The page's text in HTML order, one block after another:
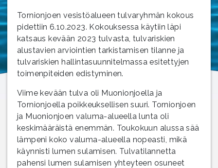
Tornionjoen vesistöalueen tulvaryhmän kokous
pidettiin 6.10.2023. Kokouksessa käytiin läpi
katsaus kevään 2023 tulvasta, tulvariskien
alustavien arviointien tarkistamisen tilanne ja
tulvariskien hallintasuunnitelmassa esitettyjen
toimenpiteiden edistyminen.
Viime kevään tulva oli Muonionjoella ja
Tornionjoella poikkeuksellisen suuri. Tornionjoen
ja Muonionjoen valuma-alueella lunta oli
keskimääräistä enemmän. Toukokuun alussa sää
lämpeni koko valuma-alueella nopeasti, mikä
käynnisti lumen sulamisen. Tulvatilannetta
pahensi lumen sulamisen yhteyteen osuneet